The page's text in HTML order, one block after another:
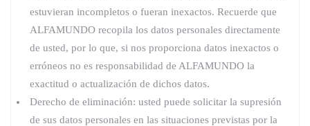
estuvieran incompletos o fueran inexactos. Recuerde que
ALFAMUNDO recopila los datos personales directamente
de usted, por lo que, si nos proporciona datos inexactos o
erróneos no es responsabilidad de ALFAMUNDO la
exactitud o actualización de dichos datos.
Derecho de eliminación: usted puede solicitar la supresión
de sus datos personales en las situaciones previstas por la